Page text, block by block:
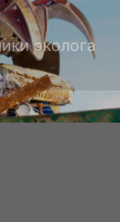
эколога